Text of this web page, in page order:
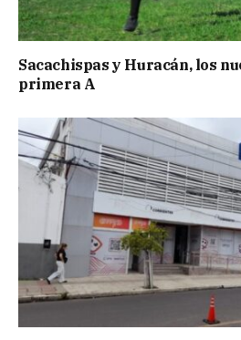
Sacachispas y Huracán, los
primera A